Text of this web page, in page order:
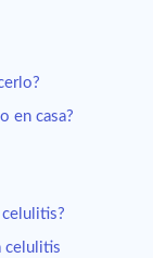
en casa?
celulitis